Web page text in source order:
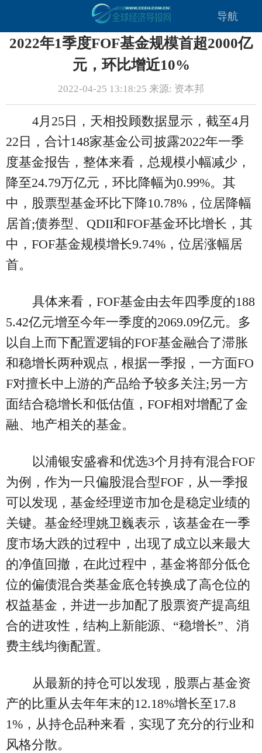
导航
2022年1季度FOF基金规模首超2000亿
元，环比增近10%
2022-04-25 13:18:25 来源: 资本邦
4月25日，天相投顾数据显示，截至4月
22日，合计148家基金公司披露2022年一季
度基金报告，整体来看，总规模小幅减少，
降至24.79万亿元，环比降幅为0.99%。其
中，股票型基金环比下降10.78%，位居降幅
居首;债券型、QDII和FOF基金环比增长，其
中，FOF基金规模增长9.74%，位居涨幅居
首。
具体来看，FOF基金由去年四季度的188
5.42亿元增至今年一季度的2069.09亿元。多
以自上而下配置逻辑的FOF基金融合了滞胀
和稳增长两种观点，根据一季报，一方面FO
F对擅长中上游的产品给予较多关注;另一方
面结合稳增长和低估值，FOF相对增配了金
融、地产相关的基金。
以浦银安盛睿和优选3个月持有混合FOF
为例，作为一只偏股混合型FOF，从一季报
可以发现，基金经理逆市加仓是稳定业绩的
关键。基金经理姚卫巍表示，该基金在一季
度市场大跌的过程中，出现了成立以来最大
的净值回撤，在此过程中，基金将部分低仓
位的偏债混合类基金底仓转换成了高仓位的
权益基金，并进一步加配了股票资产提高组
合的进攻性，结构上新能源、“稳增长”、消
费主线均衡配置。
从最新的持仓可以发现，股票占基金资
产的比重从去年年末的12.18%增长至17.8
1%，从持仓品种来看，实现了充分的行业和
风格分散。